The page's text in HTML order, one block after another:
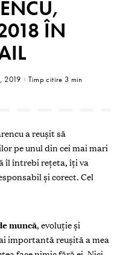
ÎN
2019 Timp citire 3 min
a reuşit să
pe unul din cei mai mari
îl întrebi reţeta, îţi va
şi corect. Cel
muncă, evoluţie şi
importantă reuşită a mea